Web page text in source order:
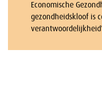
Economische
gezondheidskloof is